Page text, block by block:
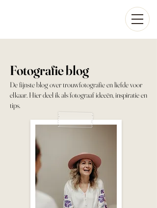
Fotografie blog
De fijnste blog over trouwfotografie en liefde voor
elkaar. Hier deel ik als fotograaf ideeën, inspiratie en
tips.